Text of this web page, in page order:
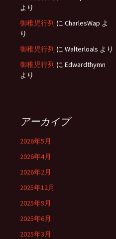
より
御稚児行列 に CharlesWap よ
り
御稚児行列 に Walterloals より
御稚児行列 に Edwardthymn
より
アーカイブ
2026年5月
2026年4月
2026年2月
2025年12月
2025年9月
2025年6月
2025年3月